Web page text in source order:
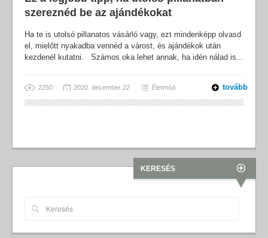
szereznéd be az ajándékokat
Ha te is utolsó pillanatos vásárló vagy, ezt mindenképp olvasd
el, mielőtt nyakadba vennéd a várost, és ajándékok után
kezdenél kutatni. Számos oka lehet annak, ha idén nálad is...
2250 2020. december 22 Életmód tovább
KERESÉS